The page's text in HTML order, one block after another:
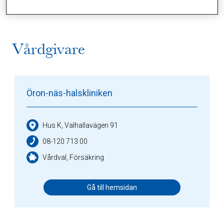
Vårdgivare
Öron-näs-halskliniken
Hus K, Valhallavägen 91
08-120 713 00
Vårdval, Försäkring
Gå till hemsidan